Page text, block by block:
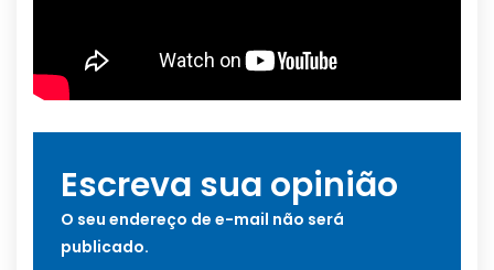
Escreva sua opinião
O seu endereço de e-mail não será
publicado.